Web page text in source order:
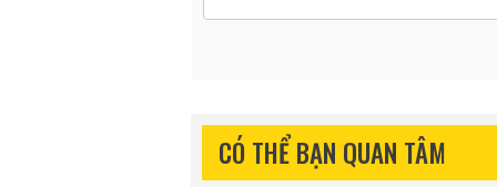
CÓ THỂ BẠN QUAN TÂM